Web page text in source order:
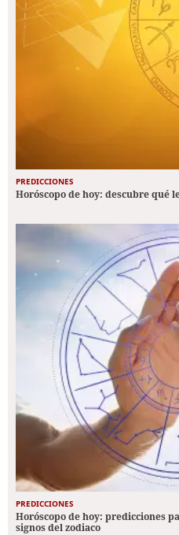
PREDICCIONES
Horóscopo de hoy: descubre qué
PREDICCIONES
Horóscopo de hoy: predicciones
signos del zodiaco